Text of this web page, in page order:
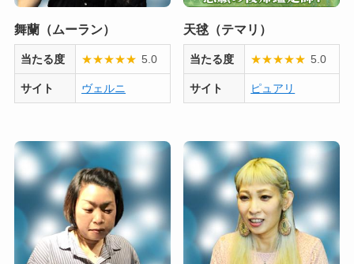
舞蘭（ムーラン）
当たる度 ★★★★★ 5.0
サイト ヴェルニ
天毬（テマリ）
当たる度 ★★★★★ 5.0
サイト ピュアリ